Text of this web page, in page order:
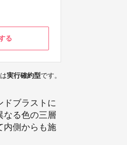
る
実行確約型です。
ドブラストに
なる色の三層
内側からも施